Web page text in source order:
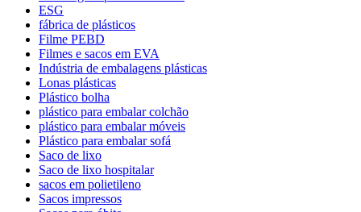
ESG
fábrica de plásticos
Filme PEBD
Filmes e sacos em EVA
Indústria de embalagens plásticas
Lonas plásticas
Plástico bolha
plástico para embalar colchão
plástico para embalar móveis
Plástico para embalar sofá
Saco de lixo
Saco de lixo hospitalar
sacos em polietileno
Sacos impressos